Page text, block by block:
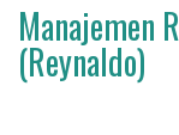
Manajemen
(Reynaldo)